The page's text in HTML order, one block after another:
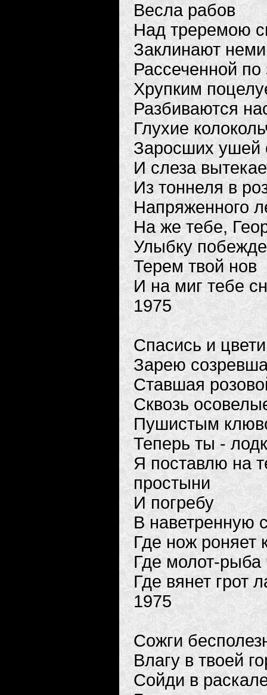
Весла рабов
Над треремою
Заклинают
Рассеченной по
Хрупким
Разбиваются
Глухие
Заросших ушей
И слеза
Из тоннеля в
Напряженного
На же тебе,
Улыбку
Терем твой нов
И на миг тебе
1975
Спасись и
Зарею
Ставшая
Сквозь
Пушистым
Теперь ты -
Я поставлю на
простыни
И погребу
В наветренную
Где нож роняет
Где молот-рыба
Где вянет грот
1975
Сожги
Влагу в твоей
Сойди в